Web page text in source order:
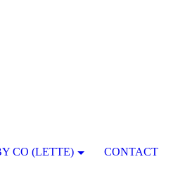
CO (LETTE) CONTACT